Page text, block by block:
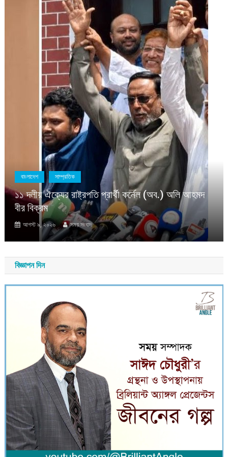
আহমদ
প্রবাসী যুক্তরাজ্য
জুলাই বিপ্লবের দ্বিতীয় বার্ষিকীতে লন্ডনে বিপ্লব
নান্দনিক সাংস্কৃতিক অনুষ্ঠান
বিজ্ঞাপন দিন